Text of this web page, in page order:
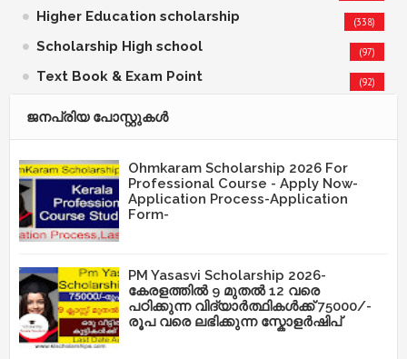
Higher Education scholarship (338)
Scholarship High school (97)
Text Book & Exam Point (92)
ജനപ്രിയ പോസ്റ്റുകള്‍‌
Ohmkaram Scholarship 2026 For
Professional Course - Apply Now-
Application Process-Application
Form-
PM Yasasvi Scholarship 2026-
കേരളത്തിൽ 9 മുതൽ 12 വരെ
പഠിക്കുന്ന വിദ്യാർത്ഥികൾക്ക് 75000/-
രൂപ വരെ ലഭിക്കുന്ന സ്കോളർഷിപ്